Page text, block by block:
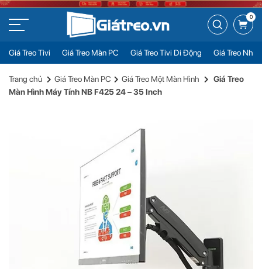
0
Giá Treo Tivi Giá Treo Màn PC Giá Treo Tivi Di Động
Giá Treo
Liên hệ
Đặt mua
Trang chủ Giá Treo Màn PC Giá Treo Một Màn Hình
Giá Treo
Màn Hình Máy Tính NB F425 24 – 35 Inch